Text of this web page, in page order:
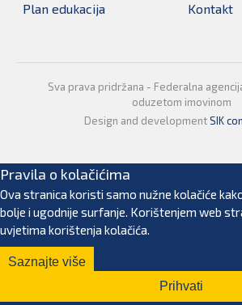
Plan edukacija
Kontakt
Sva prava pridržana - Federalna
oduzetom imovinom
Design and developmentSIK
Pravila o kolačićima
Ova stranica koristi samo nužne kolačiće
bolje i ugodnije surfanje. Korištenjem web
uvjetima korištenja kolačića.
Saznajte više
Prihvati